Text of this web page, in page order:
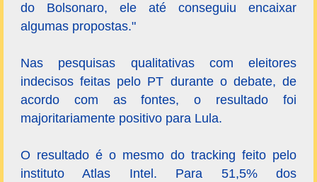
do Bolsonaro, ele até conseguiu encaixar
algumas propostas."
Nas pesquisas qualitativas com eleitores
indecisos feitas pelo PT durante o debate, de
acordo com as fontes, o resultado foi
majoritariamente positivo para Lula.
O resultado é o mesmo do tracking feito pelo
instituto Atlas Intel. Para 51,5% dos